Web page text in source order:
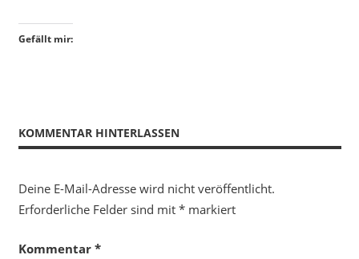
Gefällt mir:
KOMMENTAR HINTERLASSEN
Deine E-Mail-Adresse wird nicht veröffentlicht.
Erforderliche Felder sind mit *markiert
Kommentar *